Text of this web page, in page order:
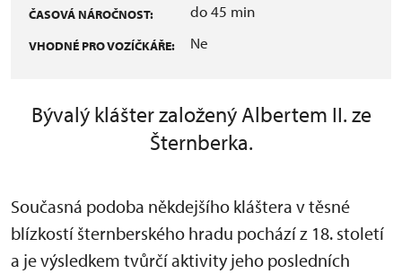
ČASOVÁ NÁROČNOST: do 45 min
VHODNÉ PRO VOZÍČKÁŘE: Ne
Bývalý klášter založený Albertem II. ze
Šternberka.
Současná podoba někdejšího kláštera v těsné
blízkostí šternberského hradu pochází z 18. století
a je výsledkem tvůrčí aktivity jeho posledních